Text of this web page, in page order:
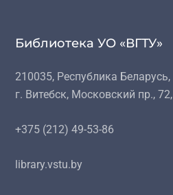
Библиотека УО «ВГТУ»
210035, Республика Беларусь,
г. Витебск, Московский пр., 72,
+375 (212) 49-53-86
library.vstu.by